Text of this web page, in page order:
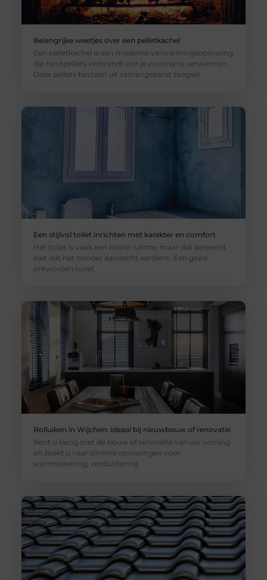
Belangrijke weetjes over een pelletkachel
Een pelletkachel is een moderne verwarmingsoplossing
die houtpellets verbrandt om je woning te verwarmen.
Deze pellets bestaan uit samengeperst zaagsel
Een stijlvol toilet inrichten met karakter en comfort
Het toilet is vaak een kleine ruimte, maar dat betekent
niet dat het minder aandacht verdient. Een goed
ontworpen toilet
Rolluiken in Wijchen: ideaal bij nieuwbouw of renovatie
Bent u bezig met de bouw of renovatie van uw woning
en zoekt u naar slimme oplossingen voor
warmtewering, verduistering